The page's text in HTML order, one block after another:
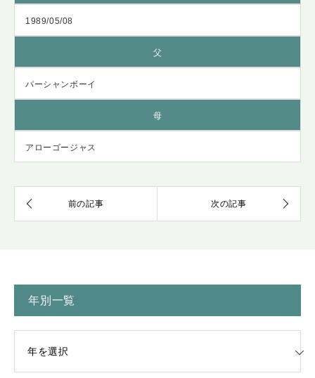
1989/05/08
父
パーシャンボーイ
母
アローゴージャス
年別一覧